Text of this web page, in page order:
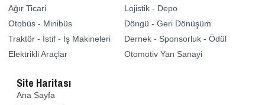
Ağır Ticari
Otobüs - Minibüs
Traktör - İstif - İş Makineleri
Elektrikli Araçlar
Lojistik - Depo
Döngü - Geri Dönüşüm
Dernek - Sponsorluk - Ödül
Otomotiv Yan Sanayi
Site Haritası
Ana Sayfa